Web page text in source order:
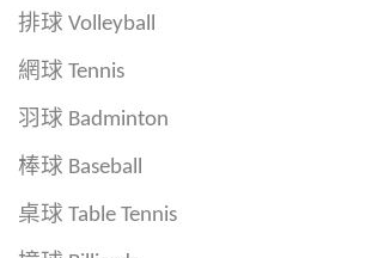
排球 Volleyball
網球 Tennis
羽球 Badminton
棒球 Baseball
桌球 Table Tennis